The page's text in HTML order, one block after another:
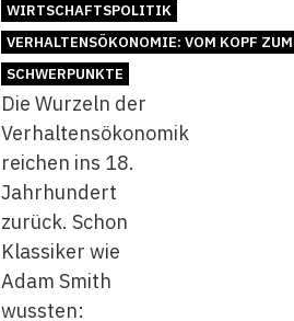
WIRTSCHAFTSPOLITIK
VERHALTENSÖKONOMIE: VOM KOPF
SCHWERPUNKTE
Die Wurzeln der
Verhaltensökonomik
reichen ins 18.
Jahrhundert
zurück. Schon
Klassiker wie
Adam Smith
wussten: